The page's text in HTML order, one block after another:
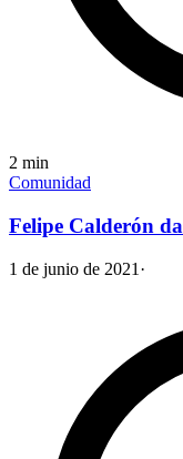
2 min
Comunidad
Felipe Calderón
1 de junio de 2021 ·